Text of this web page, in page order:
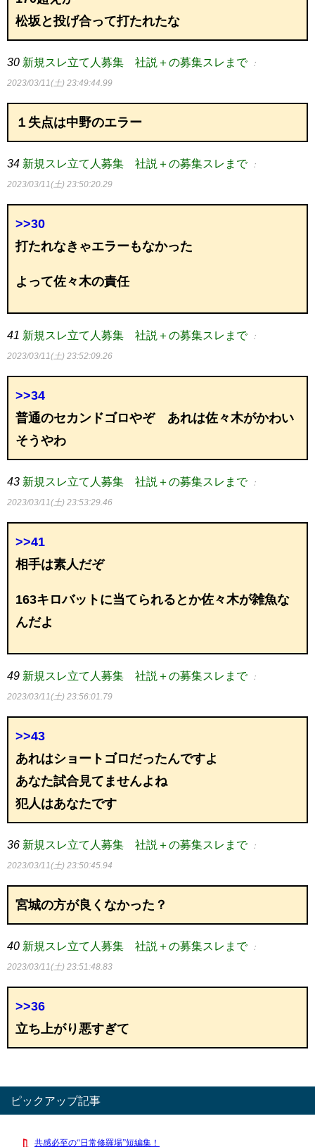
松坂と投げ合って打たれたな
30 新規スレ立て人募集 社説＋の募集スレまで ：
2023/03/11(土) 23:49:44.99
１失点は中野のエラー
34 新規スレ立て人募集 社説＋の募集スレまで ：
2023/03/11(土) 23:50:20.29
>>30
打たれなきゃエラーもなかった
よって佐々木の責任
41 新規スレ立て人募集 社説＋の募集スレまで ：
2023/03/11(土) 23:52:09.26
>>34
普通のセカンドゴロやぞ あれは佐々木がかわい
そうやわ
43 新規スレ立て人募集 社説＋の募集スレまで ：
2023/03/11(土) 23:53:29.46
>>41
相手は素人だぞ
163キロバットに当てられるとか佐々木が雑魚な
んだよ
49 新規スレ立て人募集 社説＋の募集スレまで ：
2023/03/11(土) 23:56:01.79
>>43
あれはショートゴロだったんですよ
あなた試合見てませんよね
犯人はあなたです
36 新規スレ立て人募集 社説＋の募集スレまで ：
2023/03/11(土) 23:50:45.94
宮城の方が良くなかった？
40 新規スレ立て人募集 社説＋の募集スレまで ：
2023/03/11(土) 23:51:48.83
>>36
立ち上がり悪すぎて
ピックアップ記事